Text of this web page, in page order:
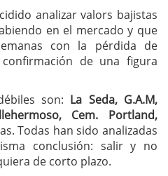
analizar valors bajistas
en el mercado y que
con la pérdida de
de una figura
son: La Seda, G.A.M,
Cem. Portland,
Todas han sido analizadas
conclusión: salir y no
de corto plazo.